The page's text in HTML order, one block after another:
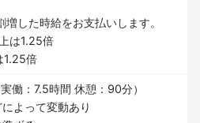
した時給をお支払いします。
は1.25倍
倍
働：7.5時間 休憩：90分）
よって変動あり